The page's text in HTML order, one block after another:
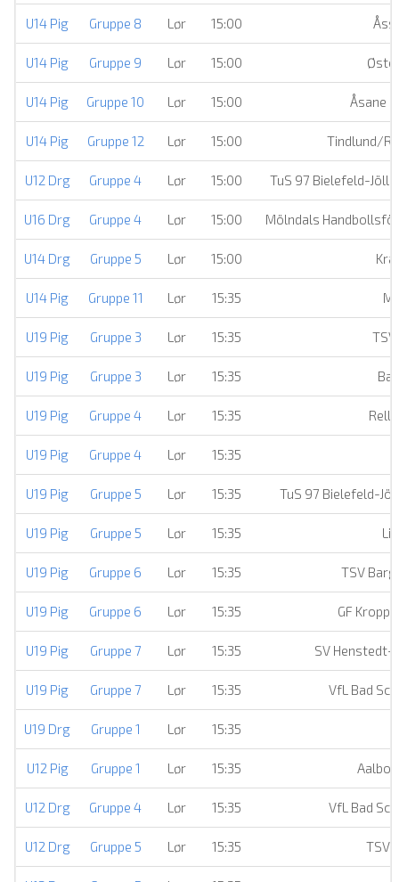
U14 Pig Gruppe 8 Lør 15:00
U14 Pig Gruppe 9 Lør 15:00
U14 Pig Gruppe 10 Lør 15:00 Åsane
U14 Pig Gruppe 12 Lør 15:00 Tindlund/
U12 Drg Gruppe 4 Lør 15:00 TuS 97 Bielefeld-
U16 Drg Gruppe 4 Lør 15:00 Mölndals
U14 Drg Gruppe 5 Lør 15:00
U14 Pig Gruppe 11 Lør 15:35
U19 Pig Gruppe 3 Lør 15:35
U19 Pig Gruppe 3 Lør 15:35
U19 Pig Gruppe 4 Lør 15:35
U19 Pig Gruppe 4 Lør 15:35
U19 Pig Gruppe 5 Lør 15:35 TuS 97 Bielefeld-
U19 Pig Gruppe 5 Lør 15:35
U19 Pig Gruppe 6 Lør 15:35 TSV
U19 Pig Gruppe 6 Lør 15:35 GF
U19 Pig Gruppe 7 Lør 15:35 SV
U19 Pig Gruppe 7 Lør 15:35 VfL Bad
U19 Drg Gruppe 1 Lør 15:35
U12 Pig Gruppe 1 Lør 15:35
U12 Drg Gruppe 4 Lør 15:35 VfL Bad
U12 Drg Gruppe 5 Lør 15:35 TSV